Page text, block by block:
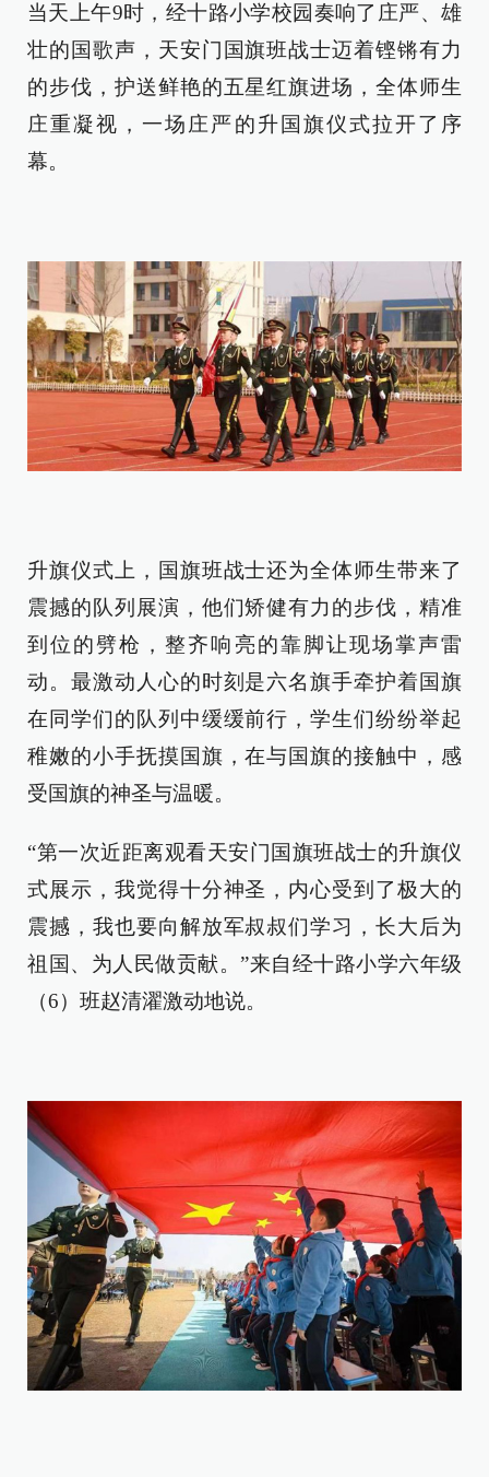
当天上午9时，经十路小学校园奏响了庄严、雄
壮的国歌声，天安门国旗班战士迈着铿锵有力
的步伐，护送鲜艳的五星红旗进场，全体师生
庄重凝视，一场庄严的升国旗仪式拉开了序
幕。
升旗仪式上，国旗班战士还为全体师生带来了
震撼的队列展演，他们矫健有力的步伐，精准
到位的劈枪，整齐响亮的靠脚让现场掌声雷
动。最激动人心的时刻是六名旗手牵护着国旗
在同学们的队列中缓缓前行，学生们纷纷举起
稚嫩的小手抚摸国旗，在与国旗的接触中，感
受国旗的神圣与温暖。
“第一次近距离观看天安门国旗班战士的升旗仪
式展示，我觉得十分神圣，内心受到了极大的
震撼，我也要向解放军叔叔们学习，长大后为
祖国、为人民做贡献。”来自经十路小学六年级
（6）班赵清濯激动地说。